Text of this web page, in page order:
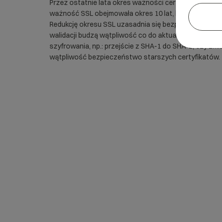
Przez ostatnie lata okres ważności certyfikatów był
ważność SSL obejmowała okres 10 lat, by kolejno
Redukcję okresu SSL uzasadnia się
walidacji budzą wątpliwość co do aktualności
szyfrowania, np.: przejście z SHA-1 do SHA-2, czy
wątpliwość bezpieczeństwo starszych certyfikatów.